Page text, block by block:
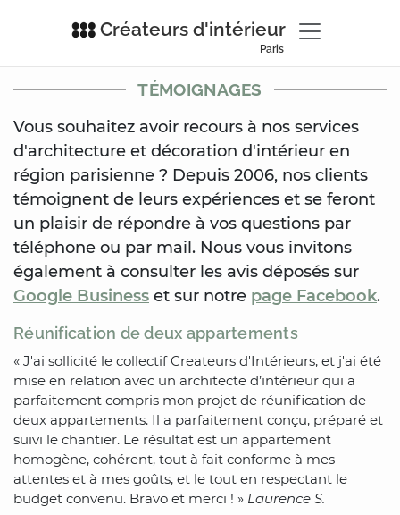
Créateurs d'intérieur
Paris
TÉMOIGNAGES
Vous souhaitez avoir recours à nos services
d'architecture et décoration d'intérieur en
région parisienne ? Depuis 2006, nos clients
témoignent de leurs expériences et se feront
un plaisir de répondre à vos questions par
téléphone ou par mail. Nous vous invitons
également à consulter les avis déposés sur
Google Business et sur notre page Facebook.
Réunification de deux appartements
« J'ai sollicité le collectif Createurs d'Intérieurs, et j'ai été
mise en relation avec un architecte d’intérieur qui a
parfaitement compris mon projet de réunification de
deux appartements. Il a parfaitement conçu, préparé et
suivi le chantier. Le résultat est un appartement
homogène, cohérent, tout à fait conforme à mes
attentes et à mes goûts, et le tout en respectant le
budget convenu. Bravo et merci ! » Laurence S.